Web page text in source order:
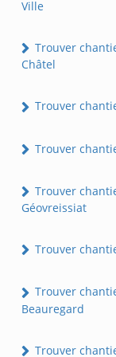
Ville
Trouver
Châtel
Trouver
Trouver
Trouver
Géovreissiat
Trouver
Trouver
Beauregard
Trouver